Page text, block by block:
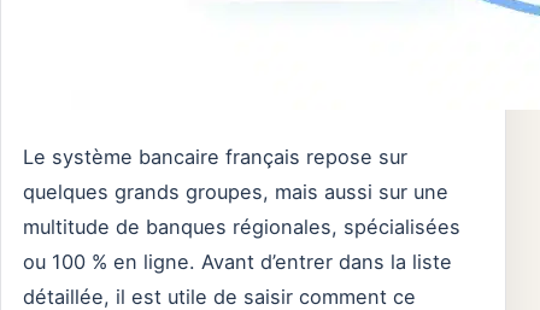
Le système bancaire français repose sur
quelques grands groupes, mais aussi sur une
multitude de banques régionales, spécialisées
ou 100 % en ligne. Avant d’entrer dans la liste
détaillée, il est utile de saisir comment ce